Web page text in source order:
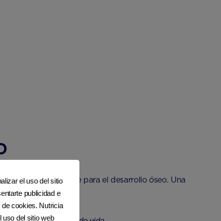
esté disponible para el desarrollo óseo. Una
raquitismo.
el uso del sitio
publicidad e
cookies. Nutricia
uso del sitio web